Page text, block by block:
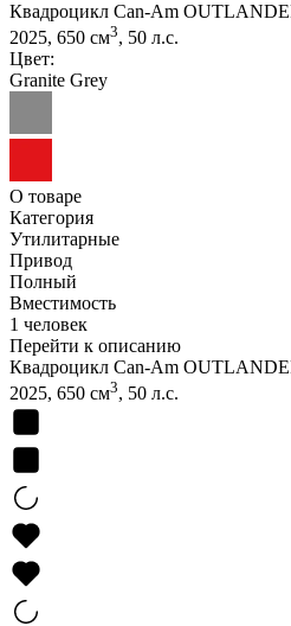
Квадроцикл Can-Am
2025, 650 см3, 50 л.с.
Цвет:
Granite Grey
О товаре
Категория
Утилитарные
Привод
Полный
Вместимость
1 человек
Перейти к описанию
Квадроцикл Can-Am
2025, 650 см3, 50 л.с.